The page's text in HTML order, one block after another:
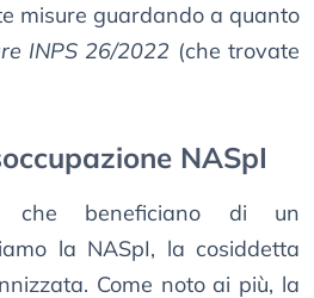
misure guardando a quanto
INPS 26/2022 (che trovate
NASpI
che beneficiano di un
la NASpI, la cosiddetta
Come noto ai più, la